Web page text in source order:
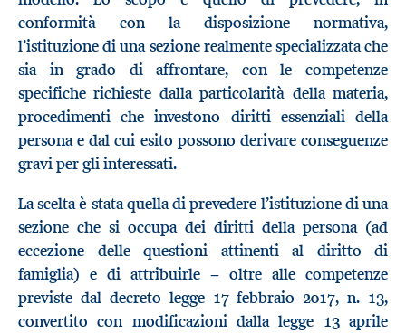
conformità con la disposizione normativa,
l’istituzione di una sezione realmente specializzata che
sia in grado di affrontare, con le competenze
specifiche richieste dalla particolarità della materia,
procedimenti che investono diritti essenziali della
persona e dal cui esito possono derivare conseguenze
gravi per gli interessati.
La scelta è stata quella di prevedere l’istituzione di una
sezione che si occupa dei diritti della persona (ad
eccezione delle questioni attinenti al diritto di
famiglia) e di attribuirle − oltre alle competenze
previste dal decreto legge 17 febbraio 2017, n. 13,
convertito con modificazioni dalla legge 13 aprile